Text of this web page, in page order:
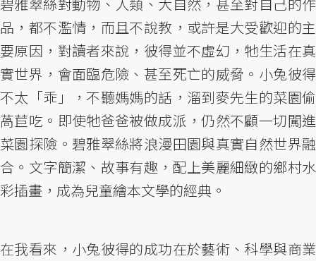
品，都不濫情，而且不說教，或許是大受歡迎的主
要原因，對讀者來說，彼得並不虛幻，牠生活在真
實世界，會面臨危險、甚至死亡的威脅。小兔彼得
不太「乖」，不聽媽媽的話，溜到麥先生的菜園偷
萵苣吃。即使牠爸爸被做成派，仍然不顧一切闖進
菜園探險。碧雅翠絲將浪漫田園與真實自然世界融
合。文字簡潔、故事有趣，配上美麗細緻的鄉村水
彩插畫，成為兒童繪本文學的經典。
在我看來，小兔彼得的成功在於藝術、科學與商業